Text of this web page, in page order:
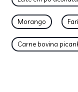
Morango
Carne bovina